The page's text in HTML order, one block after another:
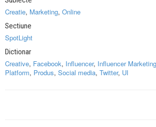
Creatie, Marketing, Online
Sectiune
SpotLight
Dictionar
Creative, Facebook, Influencer, Influencer Marketing
Platform, Produs, Social media, Twitter, UI